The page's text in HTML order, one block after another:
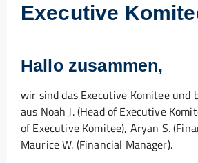
Executive
Hallo zusammen,
wir sind das Executive Komitee und
aus Noah J. (Head of Executive
of Executive Komitee), Aryan S.
Maurice W. (Financial Manager).